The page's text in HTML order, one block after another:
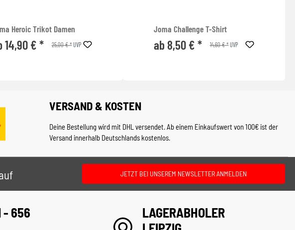
Heroic Trikot Damen
14,90 € * 25,00 € *UVP
Joma Challenge T-Shirt
ab 8,50 € * 14,60 € *UVP
VERSAND & KOSTEN
Deine Bestellung wird mit DHL versendet. Ab einem Einkaufswert von 100€ ist der
Versand innerhalb Deutschlands kostenlos.
JETZT BEI UNSEREM NEWSLETTER ANMELDEN
- 656
LAGERABHOLER